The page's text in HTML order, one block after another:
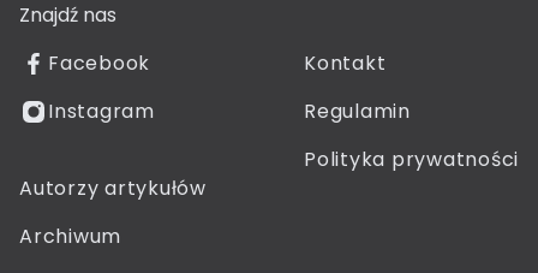
Znajdź nas
Facebook
Instagram
Kontakt
Regulamin
Polityka prywatności
Autorzy artykułów
Archiwum